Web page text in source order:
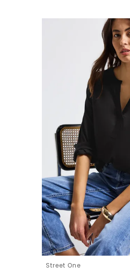
Street One